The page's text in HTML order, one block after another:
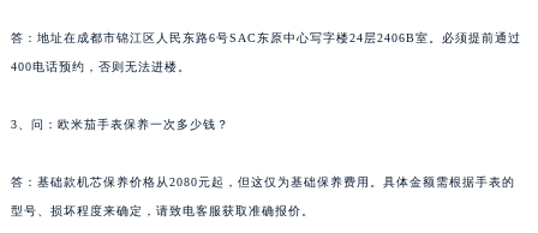
答：地址在成都市锦江区人民东路6号SAC东原中心写字楼24层2406B室。必须提前通过
400电话预约，否则无法进楼。
3、问：欧米茄手表保养一次多少钱？
答：基础款机芯保养价格从2080元起，但这仅为基础保养费用。具体金额需根据手表的
型号、损坏程度来确定，请致电客服获取准确报价。